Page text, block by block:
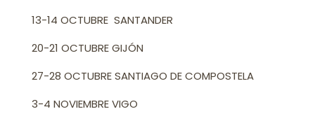
13-14 OCTUBRE SANTANDER
20-21 OCTUBRE GIJÓN
27-28 OCTUBRE SANTIAGO DE COMPOSTELA
3-4 NOVIEMBRE VIGO